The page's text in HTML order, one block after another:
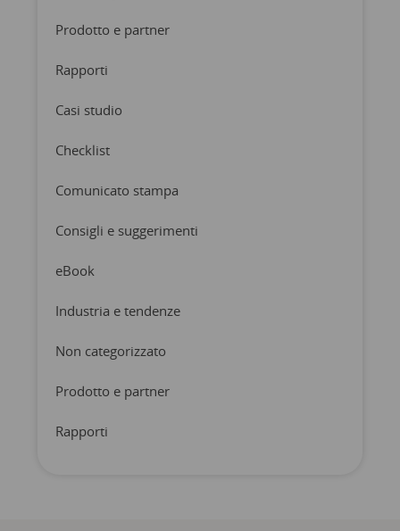
Prodotto e partner
Rapporti
Casi studio
Checklist
Comunicato stampa
Consigli e suggerimenti
eBook
Industria e tendenze
Non categorizzato
Prodotto e partner
Rapporti